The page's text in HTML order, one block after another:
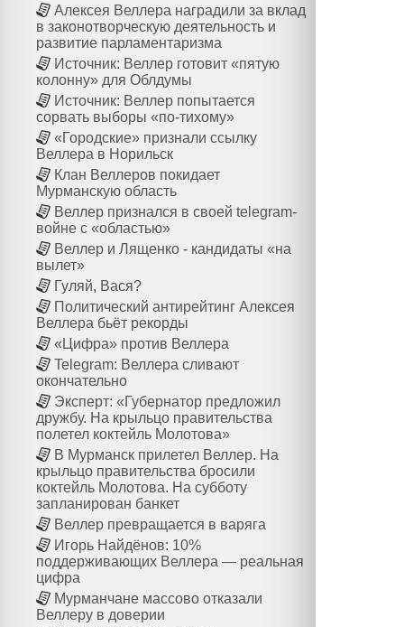
Алексея Веллера наградили за вклад
в законотворческую деятельность и
развитие парламентаризма
Источник: Веллер готовит «пятую
колонну» для Облдумы
Источник: Веллер попытается
сорвать выборы «по-тихому»
«Городские» признали ссылку
Веллера в Норильск
Клан Веллеров покидает
Мурманскую область
Веллер признался в своей telegram-
войне с «областью»
Веллер и Лященко - кандидаты «на
вылет»
Гуляй, Вася?
Политический антирейтинг Алексея
Веллера бьёт рекорды
«Цифра» против Веллера
Telegram: Веллера сливают
окончательно
Эксперт: «Губернатор предложил
дружбу. На крыльцо правительства
полетел коктейль Молотова»
В Мурманск прилетел Веллер. На
крыльцо правительства бросили
коктейль Молотова. На субботу
запланирован банкет
Веллер превращается в варяга
Игорь Найдёнов: 10%
поддерживающих Веллера — реальная
цифра
Мурманчане массово отказали
Веллеру в доверии